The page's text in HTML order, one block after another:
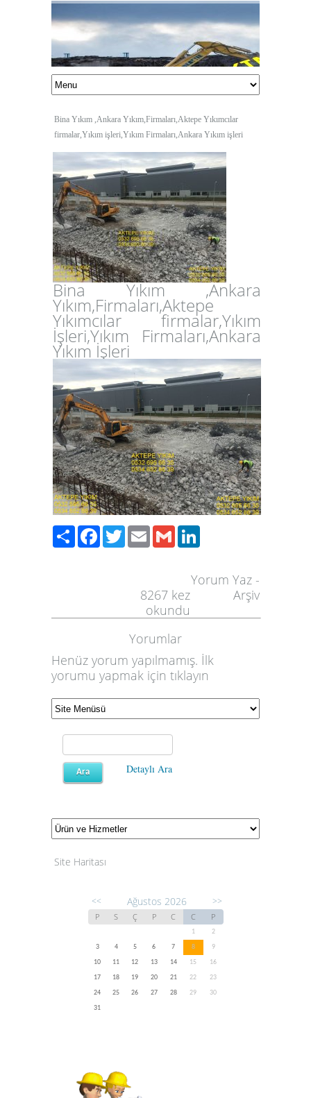
Bina Yıkım ,Ankara Yıkım,Firmaları,Aktepe Yıkımcılar
firmalar,Yıkım işleri,Yıkım Firmaları,Ankara Yıkım işleri
Bina Yıkım ,Ankara
Yıkım,Firmaları,Aktepe
Yıkımcılar firmalar,Yıkım
İşleri,Yıkım Firmaları,Ankara
Yıkım İşleri
PaylaşFacebook
TwitterEmailGmail
Yorum Yaz -
Arşiv
8267 kez
okundu
Yorumlar
Henüz yorum yapılmamış. İlk
yorumu yapmak için tıklayın
Detaylı Ara
Site Haritası
<< Ağustos 2026 >>
P S Ç P C C P
1
2
3
4 5 6 7 8
9
10
11 12 13 14 15
16
17
18 19 20 21 22
23
24
25 26 27 28 29
30
31